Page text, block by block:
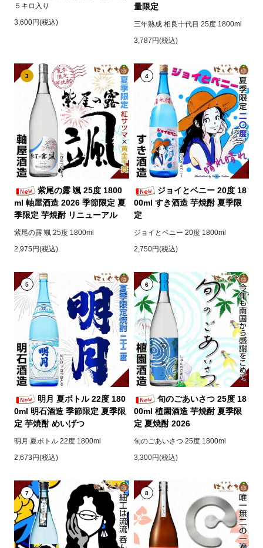
５キロ入り
3,600円(税込)
量限定
三年熟成 相良十代目 25度 1800ml
3,787円(税込)
3
紫尾の露 颯 25度 1800
ml 軸屋酒造 2026 季節限定 夏
季限定 芋焼酎 リニューアル
紫尾の露 颯 25度 1800ml
2,975円(税込)
4
ジョイとベニー 20度 18
00ml すき酒造 芋焼酎 夏季限
定
ジョイとベニー 20度 1800ml
2,750円(税込)
5
明月 夏ボトル 22度 180
0ml 明石酒造 季節限定 夏季限
定 芋焼酎 めいげつ
明月 夏ボトル 22度 1800ml
2,673円(税込)
6
旬のごあいさつ 25度 18
00ml 植園酒造 芋焼酎 夏季限
定 夏焼酎 2026
旬のごあいさつ 25度 1800ml
3,300円(税込)
7 8